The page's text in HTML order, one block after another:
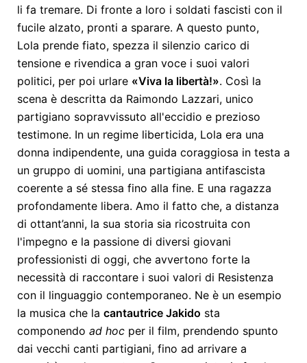
li fa tremare. Di fronte a loro i soldati fascisti con il
fucile alzato, pronti a sparare. A questo punto,
Lola prende fiato, spezza il silenzio carico di
tensione e rivendica a gran voce i suoi valori
politici, per poi urlare «Viva la libertà!». Così la
scena è descritta da Raimondo Lazzari, unico
partigiano sopravvissuto all'eccidio e prezioso
testimone. In un regime liberticida, Lola era una
donna indipendente, una guida coraggiosa in testa a
un gruppo di uomini, una partigiana antifascista
coerente a sé stessa fino alla fine. E una ragazza
profondamente libera. Amo il fatto che, a distanza
di ottant’anni, la sua storia sia ricostruita con
l'impegno e la passione di diversi giovani
professionisti di oggi, che avvertono forte la
necessità di raccontare i suoi valori di Resistenza
con il linguaggio contemporaneo. Ne è un esempio
la musica che la cantautrice Jakido sta
componendo ad hoc per il film, prendendo spunto
dai vecchi canti partigiani, fino ad arrivare a